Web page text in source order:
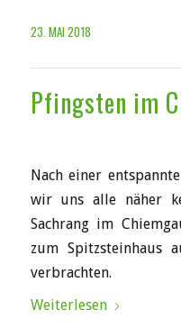
23. MAI 2018
Pfingsten im
Nach einer
wir uns alle näher
Sachrang im
zum Spitzsteinhaus
verbrachten.
Weiterlesen